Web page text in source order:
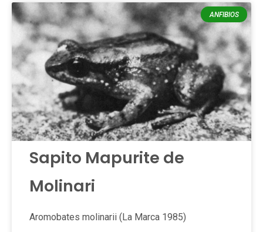
ANFIBIOS
Sapito Mapurite de
Molinari
Aromobates molinarii (La Marca 1985)